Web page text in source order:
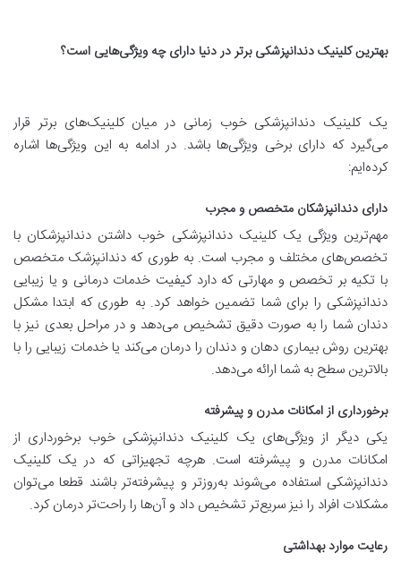
بهترین کلینیک دندانپزشکی برتر در دنیا دارای چه ویژگی‌هایی است؟
یک کلینیک دندانپزشکی خوب زمانی در میان کلینیک‌های برتر قرار
می‌گیرد که دارای برخی ویژگی‌ها باشد. در ادامه به این ویژگی‌ها اشاره
کرده‌ایم:
دارای دندانپزشکان متخصص و مجرب
مهم‌ترین ویژگی یک کلینیک دندانپزشکی خوب داشتن دندانپزشکان با
تخصص‌های مختلف و مجرب است. به طوری که دندانپزشک متخصص
با تکیه بر تخصص و مهارتی که دارد کیفیت خدمات درمانی و یا زیبایی
دندانپزشکی را برای شما تضمین خواهد کرد. به طوری که ابتدا مشکل
دندان شما را به صورت دقیق تشخیص می‌دهد و در مراحل بعدی نیز با
بهترین روش بیماری‌ دهان و دندان را درمان می‌کند یا خدمات زیبایی را با
بالاترین سطح به شما ارائه می‌دهد.
برخورداری از امکانات مدرن و پیشرفته
یکی دیگر از ویژگی‌های یک کلینیک دندانپزشکی خوب برخورداری از
امکانات مدرن و پیشرفته است. هرچه تجهیزاتی که در یک کلینیک
دندانپزشکی استفاده می‌شوند به‌روزتر و پیشرفته‌تر باشند قطعا می‌توان
مشکلات افراد را نیز سریع‌تر تشخیص داد و آن‌ها را راحت‌تر درمان کرد.
رعایت موارد بهداشتی